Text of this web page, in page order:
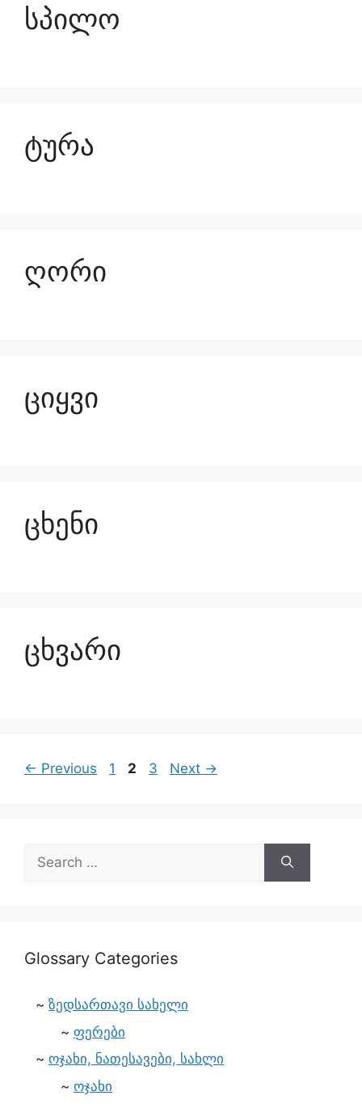
სპილო
ტურა
ღორი
ციყვი
ცხენი
ცხვარი
← Previous 1 2 3 Next →
Glossary Categories
ზედსართავი სახელი
ფერები
ოჯახი, ნათესავები, სახლი
ოჯახი